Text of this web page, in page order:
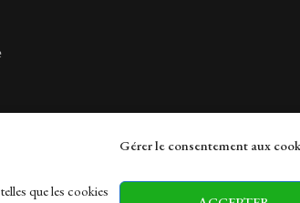
Gérer le consentement aux
que les cookies